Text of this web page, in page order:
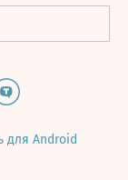
для Android